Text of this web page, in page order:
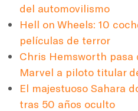
del automovilismo
Hell on Wheels: 10
películas de terror
Chris Hemsworth pasa
Marvel a piloto titular
El majestuoso Sahara
tras 50 años oculto